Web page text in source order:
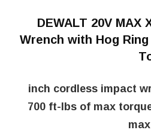
DEWALT 20V MAX
Wrench with Hog Ring
1/2 inch cordless impact
700 ft-lbs of max